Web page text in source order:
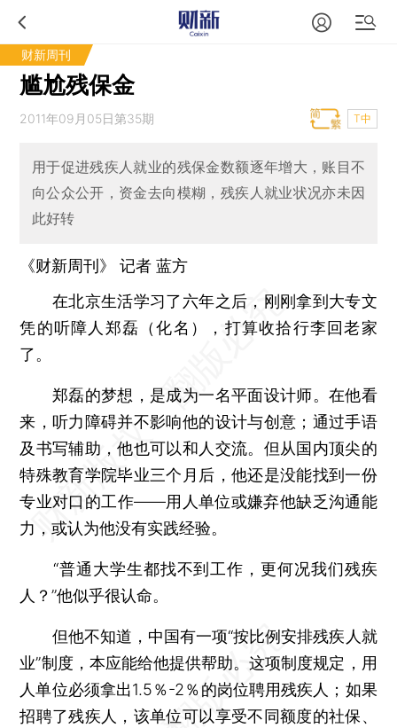
财新周刊
尴尬残保金
2011年09月05日第35期 T中
用于促进残疾人就业的残保金数额逐年增大，账目不
向公众公开，资金去向模糊，残疾人就业状况亦未因
此好转
《财新周刊》 记者蓝方
在北京生活学习了六年之后，刚刚拿到大专文
凭的听障人郑磊（化名），打算收拾行李回老家
了。
郑磊的梦想，是成为一名平面设计师。在他看
来，听力障碍并不影响他的设计与创意；通过手语
及书写辅助，他也可以和人交流。但从国内顶尖的
特殊教育学院毕业三个月后，他还是没能找到一份
专业对口的工作——用人单位或嫌弃他缺乏沟通能
力，或认为他没有实践经验。
“普通大学生都找不到工作，更何况我们残疾
人？”他似乎很认命。
但他不知道，中国有一项“按比例安排残疾人就
业”制度，本应能给他提供帮助。这项制度规定，用
人单位必须拿出1.5％-2％的岗位聘用残疾人；如果
招聘了残疾人，该单位可以享受不同额度的社保、